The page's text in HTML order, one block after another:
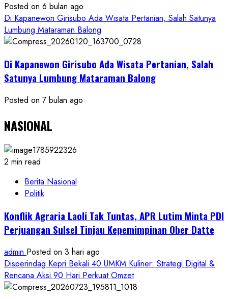
Posted on 6 bulan ago
Di Kapanewon Girisubo Ada Wisata Pertanian, Salah Satunya
Lumbung Mataraman Balong
Di Kapanewon Girisubo Ada Wisata Pertanian, Salah
Satunya Lumbung Mataraman Balong
Posted on 7 bulan ago
NASIONAL
2 min read
Berita Nasional
Politik
Konflik Agraria Laoli Tak Tuntas, APR Lutim Minta PDI
Perjuangan Sulsel Tinjau Kepemimpinan Ober Datte
admin Posted on 3 hari ago
Disperindag Kepri Bekali 40 UMKM Kuliner: Strategi Digital &
Rencana Aksi 90 Hari Perkuat Omzet